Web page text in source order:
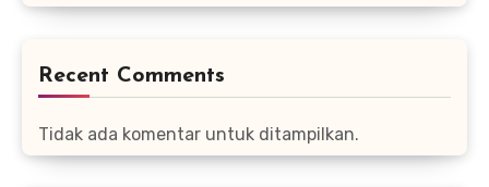
Recent Comments
Tidak ada komentar untuk ditampilkan.